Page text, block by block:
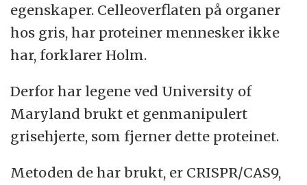
egenskaper. Celleoverflaten på organer
hos gris, har proteiner mennesker ikke
har, forklarer Holm.
Derfor har legene ved University of
Maryland brukt et genmanipulert
grisehjerte, som fjerner dette proteinet.
Metoden de har brukt, er CRISPR/CAS9,